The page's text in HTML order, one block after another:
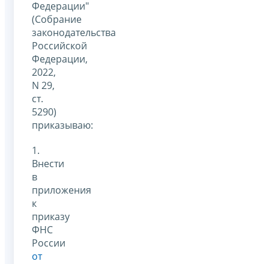
Федерации"
(Собрание
законодательства
Российской
Федерации,
2022,
N 29,
ст.
5290)
приказываю:
1.
Внести
в
приложения
к
приказу
ФНС
России
от